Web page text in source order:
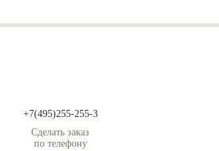
+7(495)255-255-3
Сделать заказ
по телефону